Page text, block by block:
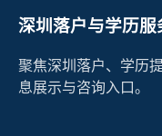
深圳落户与学历服
聚焦深圳落户、学历
息展示与咨询入口。